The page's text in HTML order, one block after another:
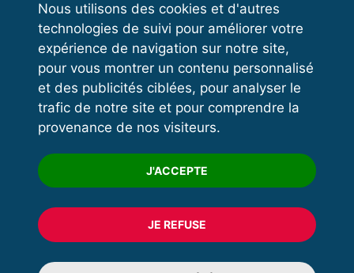
Nous utilisons des cookies et d'autres
technologies de suivi pour améliorer votre
expérience de navigation sur notre site,
pour vous montrer un contenu personnalisé
et des publicités ciblées, pour analyser le
trafic de notre site et pour comprendre la
provenance de nos visiteurs.
J'ACCEPTE
JE REFUSE
VOS ESPACES
Espace dirigeant
Espace licencié
Trouver un club
Formation
© 2020 FFFORCE Tous droits réservés
Mentions légales